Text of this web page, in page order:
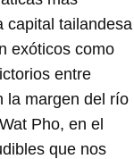
capital tailandesa
exóticos como
entre
la margen del río
Pho, en el
que nos